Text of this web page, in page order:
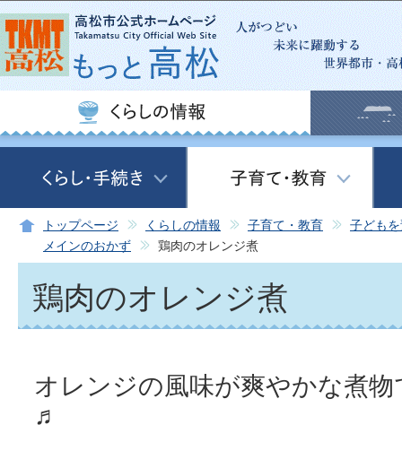
この
トップページ くらしの情報 子育て・教育
子ども
メインのおかず
鶏肉のオレンジ煮
鶏肉のオレンジ煮
オレンジの風味が爽やかな煮物
♬